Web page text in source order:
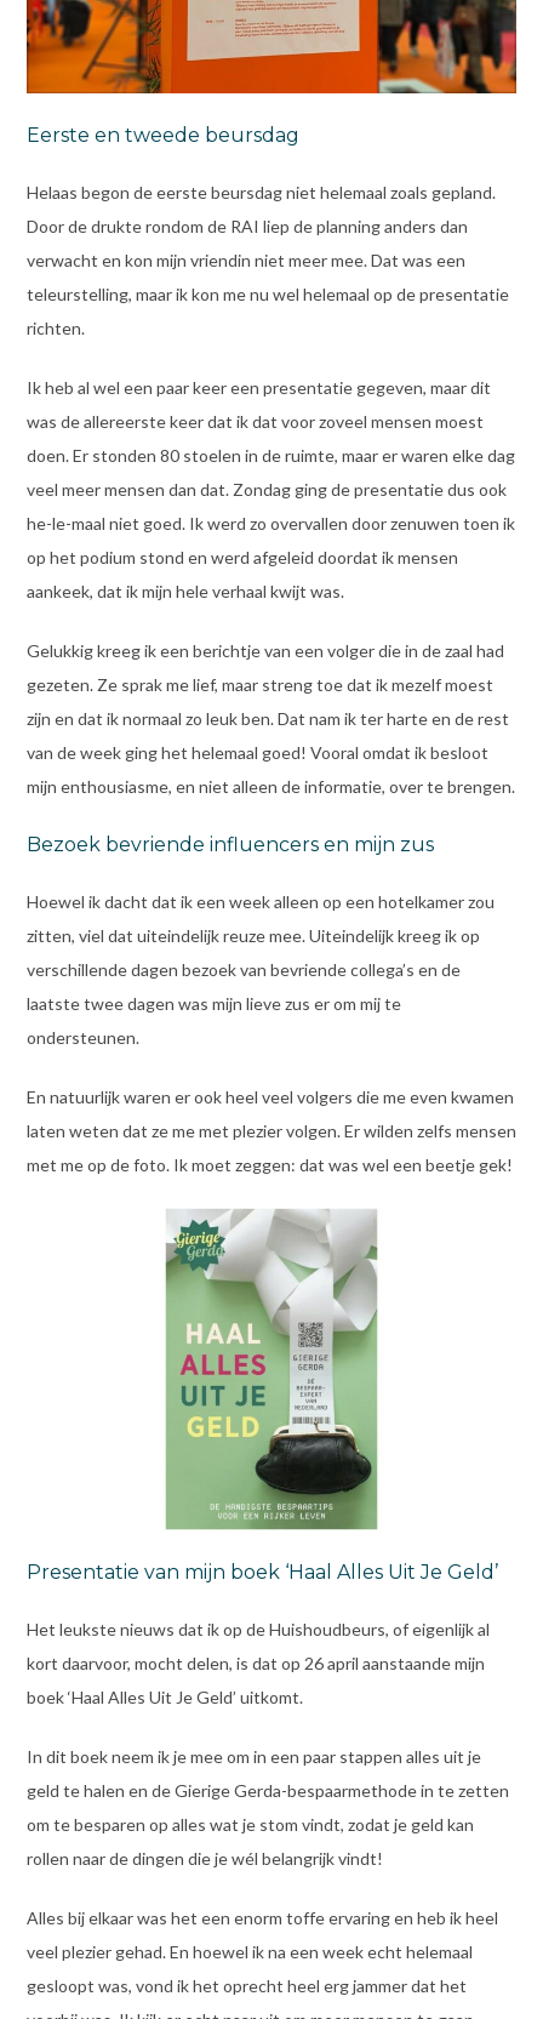
Eerste en tweede beursdag
Helaas begon de eerste beursdag niet helemaal zoals gepland.
Door de drukte rondom de RAI liep de planning anders dan
verwacht en kon mijn vriendin niet meer mee. Dat was een
teleurstelling, maar ik kon me nu wel helemaal op de presentatie
richten.
Ik heb al wel een paar keer een presentatie gegeven, maar dit
was de allereerste keer dat ik dat voor zoveel mensen moest
doen. Er stonden 80 stoelen in de ruimte, maar er waren elke dag
veel meer mensen dan dat. Zondag ging de presentatie dus ook
he-le-maal niet goed. Ik werd zo overvallen door zenuwen toen ik
op het podium stond en werd afgeleid doordat ik mensen
aankeek, dat ik mijn hele verhaal kwijt was.
Gelukkig kreeg ik een berichtje van een volger die in de zaal had
gezeten. Ze sprak me lief, maar streng toe dat ik mezelf moest
zijn en dat ik normaal zo leuk ben. Dat nam ik ter harte en de rest
van de week ging het helemaal goed! Vooral omdat ik besloot
mijn enthousiasme, en niet alleen de informatie, over te brengen.
Bezoek bevriende influencers en mijn zus
Hoewel ik dacht dat ik een week alleen op een hotelkamer zou
zitten, viel dat uiteindelijk reuze mee. Uiteindelijk kreeg ik op
verschillende dagen bezoek van bevriende collega’s en de
laatste twee dagen was mijn lieve zus er om mij te
ondersteunen.
En natuurlijk waren er ook heel veel volgers die me even kwamen
laten weten dat ze me met plezier volgen. Er wilden zelfs mensen
met me op de foto. Ik moet zeggen: dat was wel een beetje gek!
Presentatie van mijn boek ‘Haal Alles Uit Je Geld’
Het leukste nieuws dat ik op de Huishoudbeurs, of eigenlijk al
kort daarvoor, mocht delen, is dat op 26 april aanstaande mijn
boek ‘Haal Alles Uit Je Geld’ uitkomt.
In dit boek neem ik je mee om in een paar stappen alles uit je
geld te halen en de Gierige Gerda-bespaarmethode in te zetten
om te besparen op alles wat je stom vindt, zodat je geld kan
rollen naar de dingen die je wél belangrijk vindt!
Alles bij elkaar was het een enorm toffe ervaring en heb ik heel
veel plezier gehad. En hoewel ik na een week echt helemaal
gesloopt was, vond ik het oprecht heel erg jammer dat het